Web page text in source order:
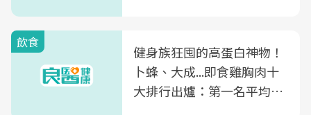
飲食
健身族狂囤的高蛋白神物！
卜蜂、大成...即食雞胸肉十
大排行出爐：第一名平均一